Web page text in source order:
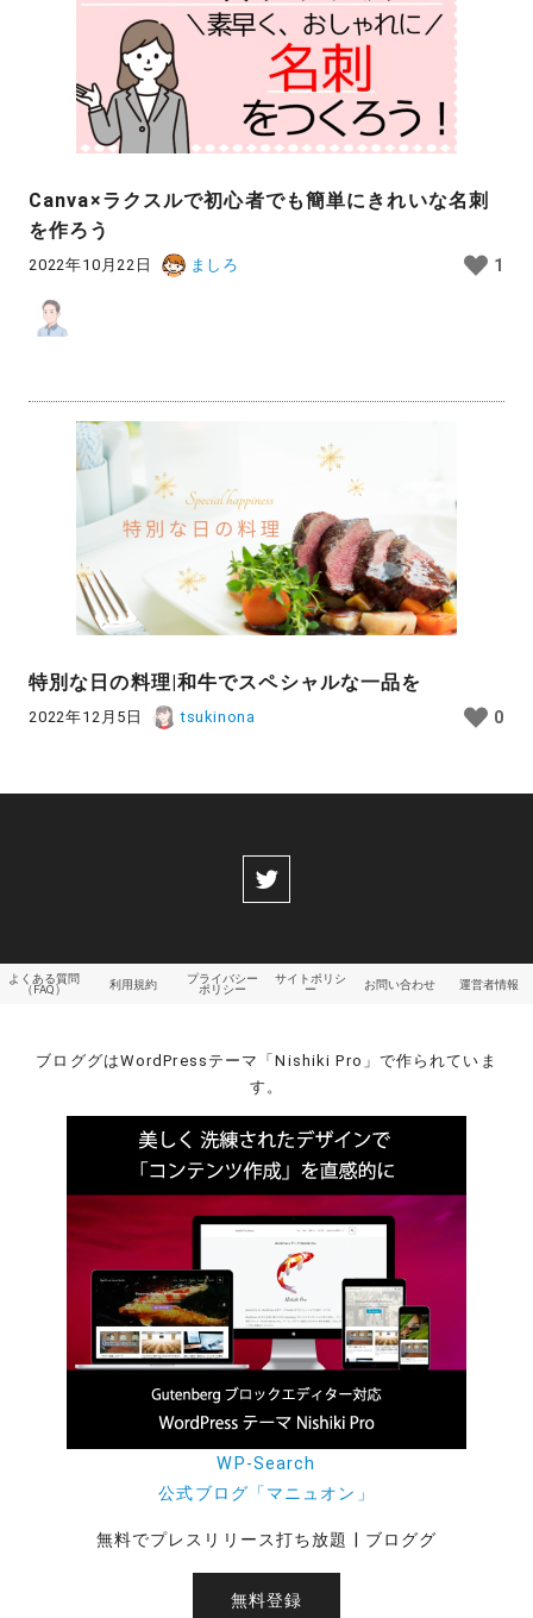
Canva×ラクスルで初心者でも簡単にきれいな名刺
を作ろう
2022年10月22日 ましろ 1
特別な日の料理|和牛でスペシャルな一品を
2022年12月5日 tsukinona 0
よくある質問
（FAQ）
利用規約
プライバシー
ポリシー
サイトポリシ
ー
お問い合わせ 運営者情報
ブロググはWordPressテーマ「Nishiki Pro」で作られていま
す。
WP-Search
公式ブログ「マニュオン」
無料でプレスリリース打ち放題 | ブロググ
無料登録